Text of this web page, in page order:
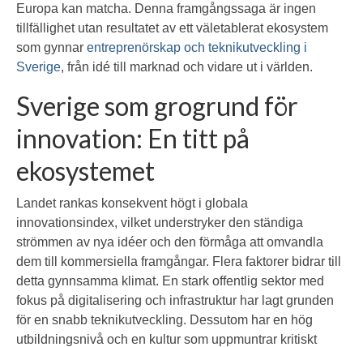
Europa kan matcha. Denna framgångssaga är ingen
tillfällighet utan resultatet av ett väletablerat ekosystem
som gynnar entreprenörskap och teknikutveckling i
Sverige, från idé till marknad och vidare ut i världen.
Sverige som grogrund för
innovation: En titt på
ekosystemet
Landet rankas konsekvent högt i globala
innovationsindex, vilket understryker den ständiga
strömmen av nya idéer och den förmåga att omvandla
dem till kommersiella framgångar. Flera faktorer bidrar till
detta gynnsamma klimat. En stark offentlig sektor med
fokus på digitalisering och infrastruktur har lagt grunden
för en snabb teknikutveckling. Dessutom har en hög
utbildningsnivå och en kultur som uppmuntrar kritiskt